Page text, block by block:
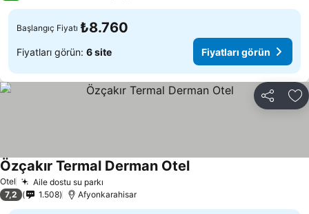
Başlangıç Fiyatı ₺8.760
Fiyatları görün: 6 site Fiyatları görün
Paylaş
Otel Aile dostu su parkı
Özçakır Termal Derman OtelFiyatları görün
7,2 1.508 Afyonkarahisar